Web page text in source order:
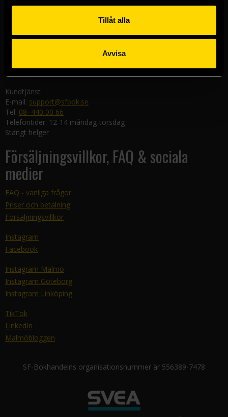
Tillåt alla
Avvisa
Malmöbutiken
582 19 Linköping
Kundtjänst
E-mail: support@sfbok.se
Tel: 08–440 00 66
Telefontider: 12-14 måndag-torsdag
Stängt helger
Försäljningsvillkor, FAQ & sociala
medier
FAQ - vanliga frågor
Priser och betalning
Försäljningsvillkor
Instagram
Facebook
Instagram Malmö
Instagram Göteborg
Instagram Linköping
TikTok
LinkedIn
Malmöbloggen
SF-Bokhandelns organisationsnummer är 556389-7478